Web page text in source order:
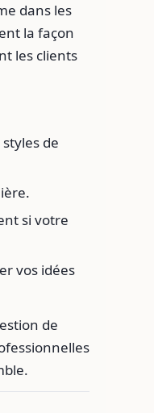
dans les
la façon
les clients
de
si votre
vos idées
de